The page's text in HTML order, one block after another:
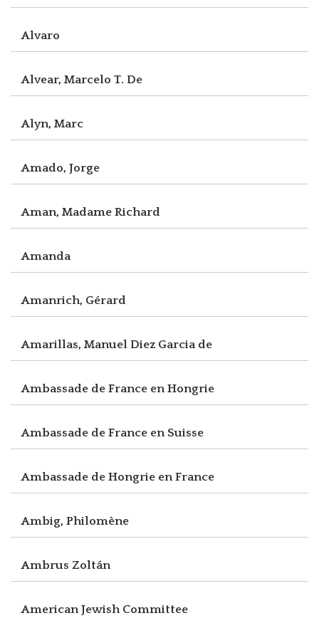
Alvaro
Alvear, Marcelo T. De
Alyn, Marc
Amado, Jorge
Aman, Madame Richard
Amanda
Amanrich, Gérard
Amarillas, Manuel Diez Garcia de
Ambassade de France en Hongrie
Ambassade de France en Suisse
Ambassade de Hongrie en France
Ambig, Philomène
Ambrus Zoltán
American Jewish Committee